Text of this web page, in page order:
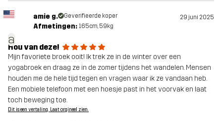
a
amie g. Geverifieerde koper 29 juni 2025
Afmetingen: 165cm, 59kg
Hou van deze!
Mijn favoriete broek ooit! Ik trek ze in de winter over een
yogabroek en draag ze in de zomer tijdens het wandelen. Mensen
houden me de hele tijd tegen en vragen waar ik ze vandaan heb.
Een mobiele telefoon met een hoesje past in het voorvak en laat
toch beweging toe.
Dit is een vertaling. Laat orgineel zien.